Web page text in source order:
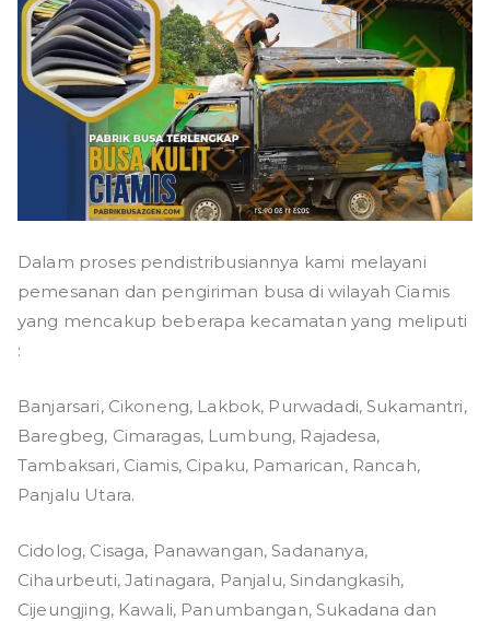
Dalam proses pendistribusiannya kami melayani
pemesanan dan pengiriman busa di wilayah Ciamis
yang mencakup beberapa kecamatan yang meliputi
:
Banjarsari, Cikoneng, Lakbok, Purwadadi, Sukamantri,
Baregbeg, Cimaragas, Lumbung, Rajadesa,
Tambaksari, Ciamis, Cipaku, Pamarican, Rancah,
Panjalu Utara.
Cidolog, Cisaga, Panawangan, Sadananya,
Cihaurbeuti, Jatinagara, Panjalu, Sindangkasih,
Cijeungjing, Kawali, Panumbangan, Sukadana dan